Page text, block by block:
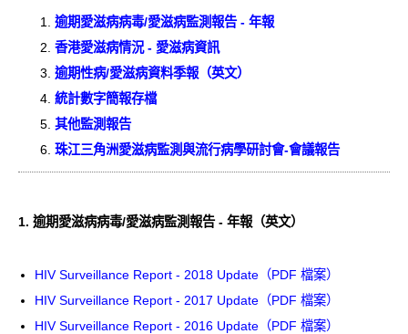
統計數字
新聞發佈
愛滋病病毒感染與醫護人員專家組
其他
逾期愛滋病病毒/愛滋病監測報告 - 年報
香港愛滋病情況 - 愛滋病資訊
逾期性病/愛滋病資料季報（英文）
統計數字簡報存檔
其他監測報告
珠江三角洲愛滋病監測與流行病學研討會-會議報告
1. 逾期愛滋病病毒/愛滋病監測報告 - 年報（英文）
HIV Surveillance Report - 2018 Update（PDF 檔案）
HIV Surveillance Report - 2017 Update（PDF 檔案）
HIV Surveillance Report - 2016 Update（PDF 檔案）